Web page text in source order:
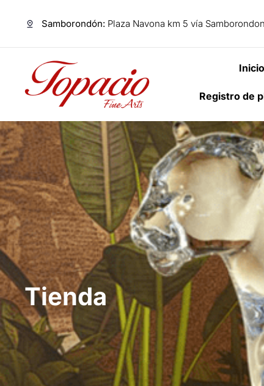
Samborondón: Plaza Navona km 5 vía
Inicio
Registro de
Tienda